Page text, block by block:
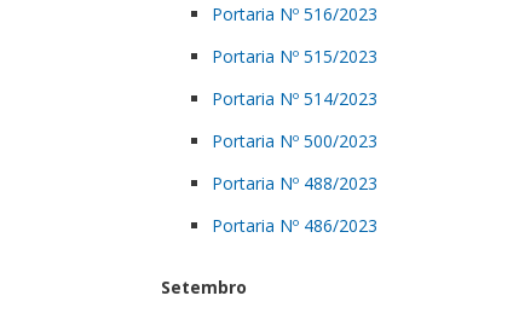
Portaria Nº 516/2023
Portaria Nº 515/2023
Portaria Nº 514/2023
Portaria Nº 500/2023
Portaria Nº 488/2023
Portaria Nº 486/2023
Setembro